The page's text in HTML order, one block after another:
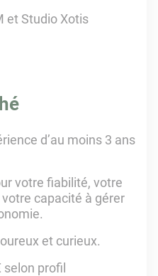
et Studio Xotis
d’au moins 3 ans
votre fiabilité, votre
capacité à gérer
et curieux.
profil